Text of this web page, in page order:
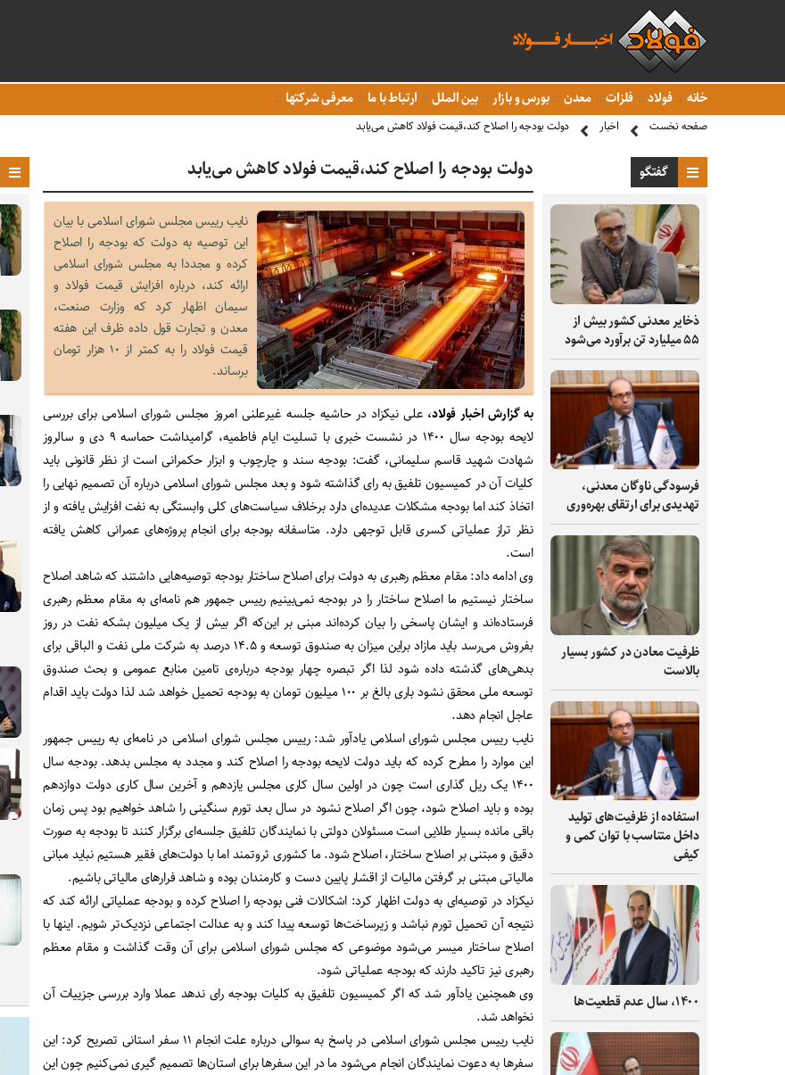
خانه فولاد فلزات معدن بورس و بازار بین الملل ارتباط با ما معرفی شرکتها
صفحه نخست اخبار دولت بودجه را اصلاح کند،قیمت فولاد کاهش می‌یابد
گفتگو
ذخایر معدنی کشور بیش از
۵۵ میلیارد تن برآورد می‌شود
فرسودگی ناوگان معدنی،
تهدیدی برای ارتقای بهره‌وری
ظرفیت‌ معادن در کشور بسیار
بالاست
استفاده از ظرفیت‌های تولید
داخل متناسب با توان کمی و
کیفی
۱۴۰۰، سال عدم قطعیت‌ها
دولت بودجه را اصلاح کند،قیمت فولاد کاهش می‌یابد
نایب رییس مجلس شورای اسلامی با بیان
این توصیه به دولت که بودجه را اصلاح
کرده و مجددا به مجلس شورای اسلامی
ارائه کند، درباره افزایش قیمت فولاد و
سیمان اظهار کرد که وزارت صنعت،
معدن و تجارت قول داده ظرف این هفته
قیمت فولاد را به کمتر از ۱۰ هزار تومان
برساند.
به گزارش اخبار فولاد، علی نیکزاد در حاشیه جلسه غیرعلنی امروز مجلس شورای اسلامی برای بررسی
لایحه بودجه سال ۱۴۰۰ در نشست خبری با تسلیت ایام فاطمیه، گرامیداشت حماسه ۹ دی و سالروز
شهادت شهید قاسم سلیمانی، گفت: بودجه سند و چارچوب و ابزار حکمرانی است از نظر قانونی باید
کلیات آن در کمیسیون تلفیق به رای گذاشته شود و بعد مجلس شورای اسلامی درباره آن تصمیم نهایی را
اتخاذ کند اما بودجه مشکلات عدیده‌ای دارد برخلاف سیاست‌های کلی وابستگی به نفت افزایش یافته و از
نظر تراز عملیاتی کسری قابل توجهی دارد. متاسفانه بودجه برای انجام پروژه‌های عمرانی کاهش یافته
است.
وی ادامه داد: مقام معظم رهبری به دولت برای اصلاح ساختار بودجه توصیه‌هایی داشتند که شاهد اصلاح
ساختار نیستیم ما اصلاح ساختار را در بودجه نمی‌بینیم رییس جمهور هم نامه‌ای به مقام معظم رهبری
فرستاده‌اند و ایشان پاسخی را بیان کرده‌اند مبنی بر این‌که اگر بیش از یک میلیون بشکه نفت در روز
بفروش می‌رسد باید مازاد براین میزان به صندوق توسعه و ۱۴.۵ درصد به شرکت ملی نفت و الباقی برای
بدهی‌های گذشته داده شود لذا اگر تبصره چهار بودجه درباره‌ی تامین منابع عمومی و بحث صندوق
توسعه ملی محقق نشود باری بالغ بر ۱۰۰ میلیون تومان به بودجه تحمیل خواهد شد لذا دولت باید اقدام
عاجل انجام دهد.
نایب رییس مجلس شورای اسلامی یادآور شد: رییس مجلس شورای اسلامی در نامه‌ای به رییس جمهور
این موارد را مطرح کرده که باید دولت لایحه بودجه را اصلاح کند و مجدد به مجلس بدهد. بودجه سال
۱۴۰۰ یک ریل گذاری است چون در اولین سال کاری مجلس یازدهم و آخرین سال کاری دولت دوازدهم
بوده و باید اصلاح شود، چون اگر اصلاح نشود در سال بعد تورم سنگینی را شاهد خواهیم بود پس زمان
باقی مانده بسیار طلایی است مسئولان دولتی با نمایندگان تلفیق جلسه‌ای برگزار کنند تا بودجه به صورت
دقیق و مبتنی بر اصلاح ساختار، اصلاح شود. ما کشوری ثروتمند اما با دولت‌های فقیر هستیم نباید مبانی
مالیاتی مبتنی بر گرفتن مالیات از اقشار پایین دست و کارمندان بوده و شاهد فرارهای مالیاتی باشیم.
نیکزاد در توصیه‌ای به دولت اظهار کرد: اشکالات فنی بودجه را اصلاح کرده و بودجه عملیاتی ارائه کند که
نتیجه آن تحمیل تورم نباشد و زیرساخت‌ها توسعه پیدا کند و به عدالت اجتماعی نزدیک‌تر شویم. اینها با
اصلاح ساختار میسر می‌شود موضوعی که مجلس شورای اسلامی برای آن وقت گذاشت و مقام معظم
رهبری نیز تاکید دارند که بودجه عملیاتی شود.
وی همچنین یادآور شد که اگر کمیسیون تلفیق به کلیات بودجه رای ندهد عملا وارد بررسی جزییات آن
نخواهد شد.
نایب رییس مجلس شورای اسلامی در پاسخ به سوالی درباره علت انجام ۱۱ سفر استانی تصریح کرد: این
سفرها به دعوت نمایندگان انجام می‌شود ما در این سفرها برای استان‌ها تصمیم گیری نمی‌کنیم چون این